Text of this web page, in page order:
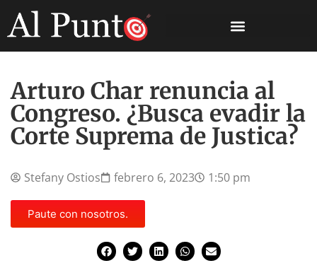
Arturo Char renuncia al
Congreso. ¿Busca evadir la
Corte Suprema de Justica?
Stefany Ostios febrero 6, 2023 1:50 pm
Paute con nosotros.